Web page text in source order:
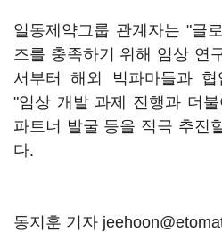
일동제약그룹 관계자는 "글
즈를 충족하기 위해 임상 연
서부터 해외 빅파마들과 협
"임상 개발 과제 진행과 더
파트너 발굴 등을 적극 추진
다.
동지훈 기자